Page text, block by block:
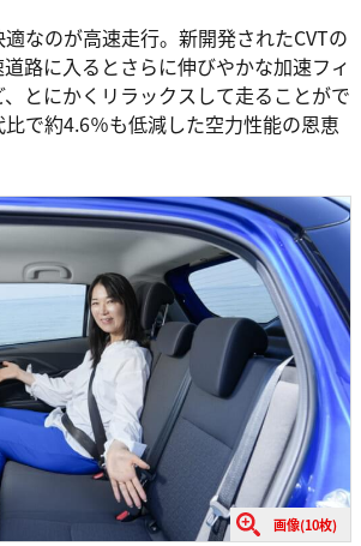
なのが高速走行。新開発されたCVTの
路に入るとさらに伸びやかな加速フィ
とにかくリラックスして走ることがで
で約4.6％も低減した空力性能の恩恵
画像(10枚)